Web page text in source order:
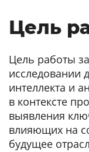
Цель
Цель работы
исследовании
интеллекта и
в контексте
выявления
влияющих на
будущее